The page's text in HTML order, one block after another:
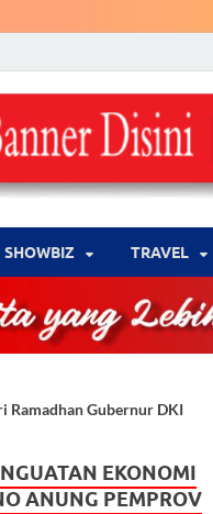
.com
Berwarna
‎SHOWBIZ ‎TRAVEL
Ramadhan Gubernur DKI
EKONOMI
ANUNG PEMPROV